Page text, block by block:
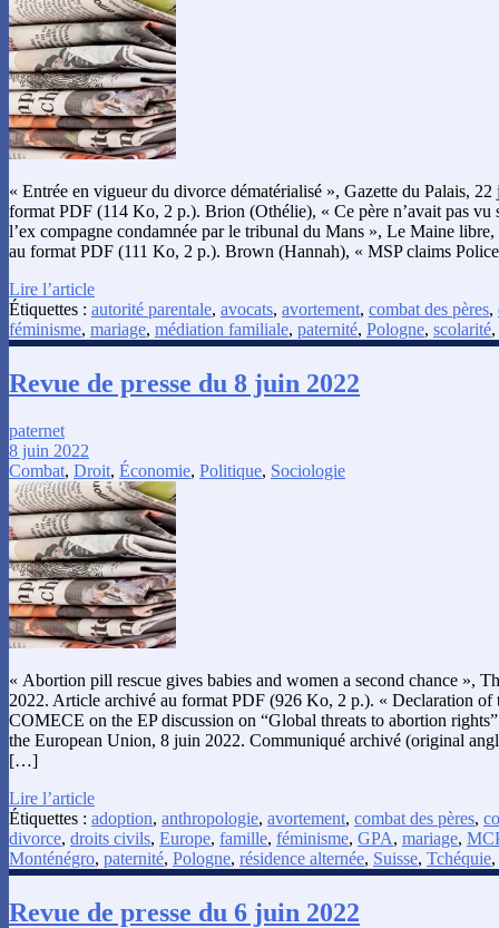
« Entrée en vigueur du divorce dématérialisé », Gazette du Palais,
format PDF (114 Ko, 2 p.). Brion (Othélie), « Ce père n’avait pas vu
l’ex compagne condamnée par le tribunal du Mans », Le Maine
au format PDF (111 Ko, 2 p.). Brown (Hannah), « MSP claims
Lire l’article
Étiquettes : autorité parentale, avocats, avortement, combat des pères,
féminisme, mariage, médiation familiale, paternité, Pologne, scolarité,
Revue de presse du 8 juin 2022
paternet
8 juin 2022
Combat, Droit, Économie, Politique, Sociologie
« Abortion pill rescue gives babies and women a second chance »,
2022. Article archivé au format PDF (926 Ko, 2 p.). « Declaration of
COMECE on the EP discussion on “Global threats to abortion
the European Union, 8 juin 2022. Communiqué archivé (original
[…]
Lire l’article
Étiquettes : adoption, anthropologie, avortement, combat des pères,
divorce, droits civils, Europe, famille, féminisme, GPA, mariage,
Monténégro, paternité, Pologne, résidence alternée, Suisse, Tchéquie,
Revue de presse du 6 juin 2022